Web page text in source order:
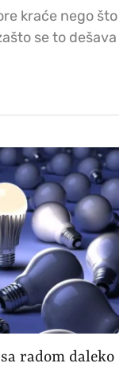
kraće nego što
se to dešava
radom daleko